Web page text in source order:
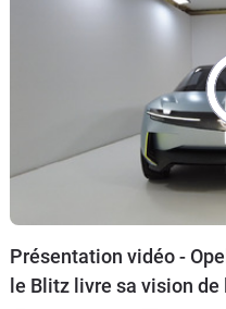
Présentation vidéo -
le Blitz livre sa vision de